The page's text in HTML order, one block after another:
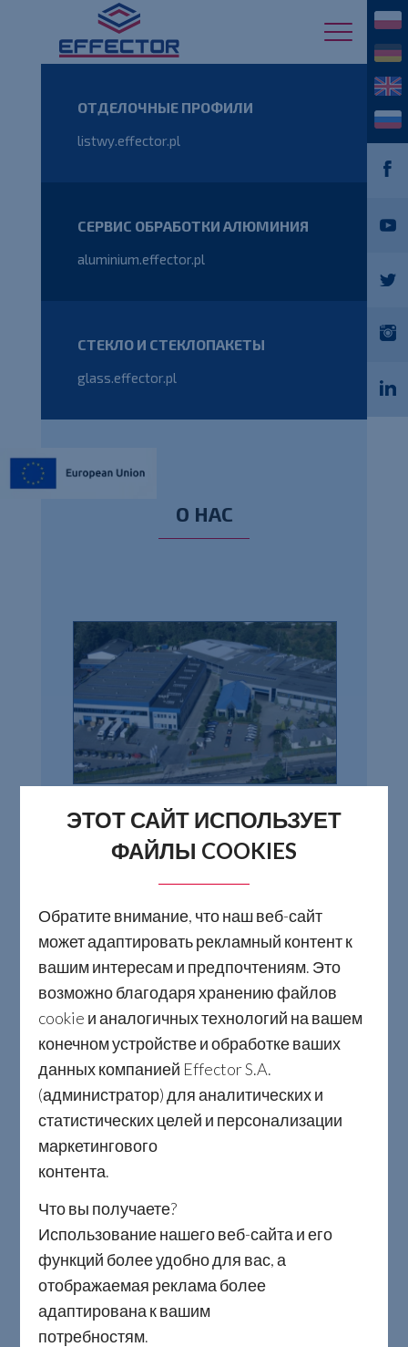
ЭТОТ САЙТ ИСПОЛЬЗУЕТ
ФАЙЛЫ COOKIES
Обратите внимание, что наш веб-сайт
может адаптировать рекламный контент к
вашим интересам и предпочтениям. Это
возможно благодаря хранению файлов
cookie и аналогичных технологий на вашем
конечном устройстве и обработке ваших
данных компанией Effector S.A.
(администратор) для аналитических и
статистических целей и персонализации
маркетингового
Что вы получаете?
Использование нашего веб-сайта и его
функций более удобно для вас, а
отображаемая реклама более
адаптирована к вашим
ОТДЕЛОЧНЫЕ ПРОФИЛИ
listwy.effector.pl
СЕРВИС ОБРАБОТКИ АЛЮМИНИЯ
aluminium.effector.pl
СТЕКЛО И СТЕКЛОПАКЕТЫ
glass.effector.pl
О НАС